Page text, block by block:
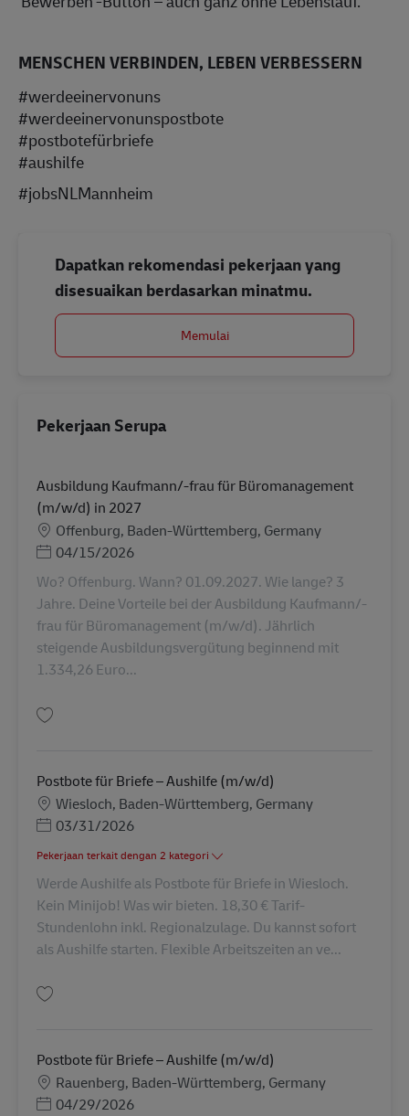
MENSCHEN VERBINDEN, LEBEN VERBESSERN
#werdeeinervonuns
#werdeeinervonunspostbote
#postbotefürbriefe
#aushilfe
#jobsNLMannheim
Dapatkan rekomendasi pekerjaan yang
disesuaikan berdasarkan minatmu.
Memulai
Pekerjaan Serupa
Ausbildung Kaufmann/-frau für Büromanagement
(m/w/d) in 2027
LokasiOffenburg, Baden-Württemberg, Germany
Posted Date
04/15/2026
Wo? Offenburg. Wann? 01.09.2027. Wie lange? 3
Jahre. Deine Vorteile bei der Ausbildung Kaufmann/-
frau für Büromanagement (m/w/d). Jährlich
steigende Ausbildungsvergütung beginnend mit
1.334,26 Euro...
Postbote für Briefe – Aushilfe (m/w/d)
LokasiWiesloch, Baden-Württemberg, Germany
Posted Date
03/31/2026
Pekerjaan terkait dengan 2 kategori
Werde Aushilfe als Postbote für Briefe in Wiesloch.
Kein Minijob! Was wir bieten. 18,30 € Tarif-
Stundenlohn inkl. Regionalzulage. Du kannst sofort
als Aushilfe starten. Flexible Arbeitszeiten an ve...
Postbote für Briefe – Aushilfe (m/w/d)
LokasiRauenberg, Baden-Württemberg, Germany
Posted Date
04/29/2026